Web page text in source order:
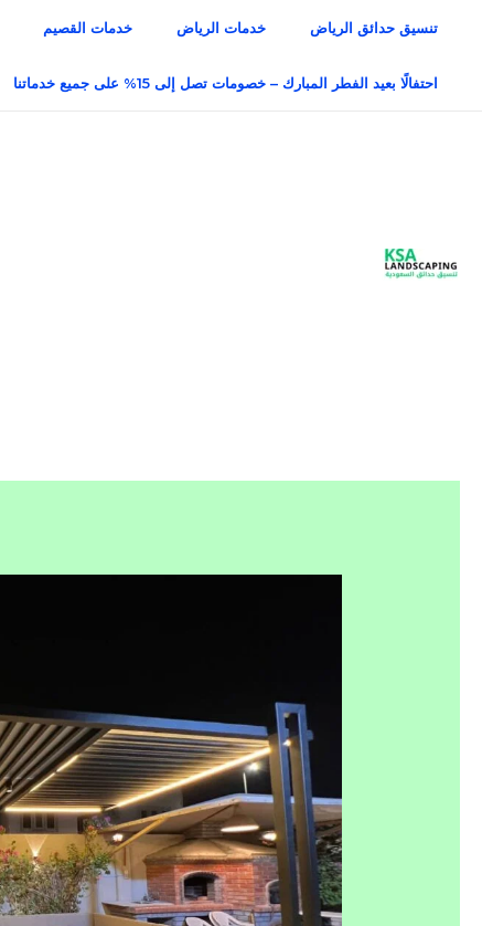
المحتوى
تنسيق حدائق الرياض خدمات الرياض خدمات القصيم
احتفالًا بعيد الفطر المبارك – خصومات تصل إلى 15% على جميع خدماتنا